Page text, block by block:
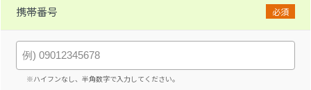
携帯番号 必須
※ハイフンなし、半角数字で入力してください。